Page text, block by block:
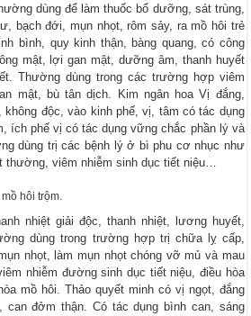
dùng để làm thuốc bổ dưỡng, sát trùng,
bạch đới, mụn nhọt, rôm sảy, ra mồ hôi trẻ
bình, quy kinh thận, bàng quang, có công
mật, lợi gan mật, dưỡng âm, thanh huyết
Thường dùng trong các trường hợp viêm
mật, bù tân dịch. Kim ngân hoa Vị đắng,
độc, vào kinh phế, vị, tâm có tác dụng
ích phế vị có tác dụng vững chắc phần lý và
dùng trị các bệnh lý ở bì phu cơ nhục như
thường, viêm nhiễm sinh dục tiết niệu…
hôi trộm.
nhiệt giải độc, thanh nhiệt, lương huyết,
dùng trong trường hợp trị chữa lỵ cấp,
nhọt, làm mụn nhọt chóng vỡ mủ và mau
nhiễm đường sinh dục tiết niệu, điều hòa
mồ hôi. Thảo quyết minh có vị ngọt, đắng
can đởm thận. Có tác dụng bình can, sáng